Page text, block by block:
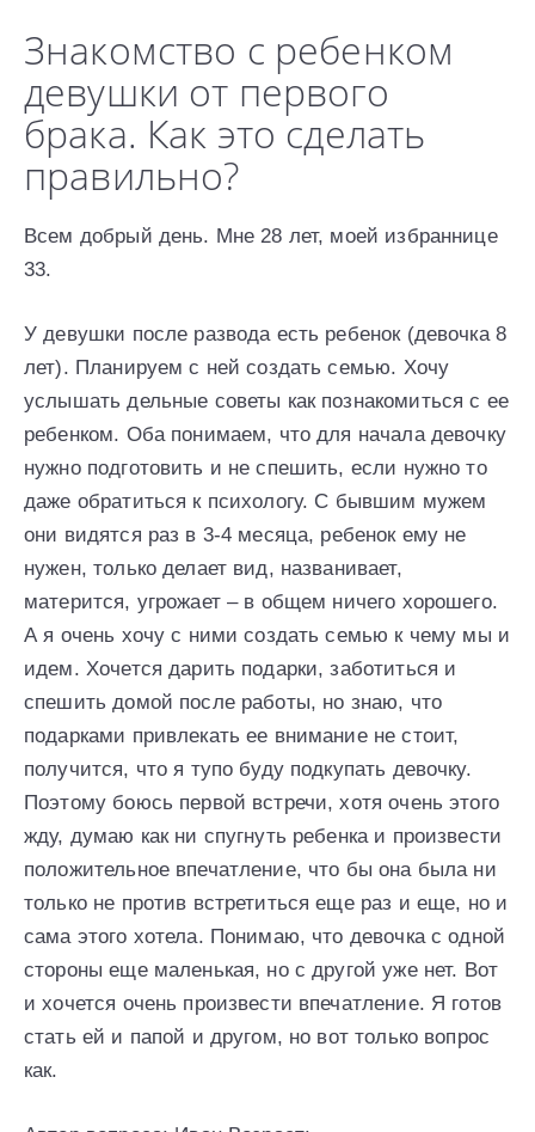
Знакомство с ребенком
девушки от первого
брака. Как это сделать
правильно?
Всем добрый день. Мне 28 лет, моей избраннице
33.
У девушки после развода есть ребенок (девочка 8
лет). Планируем с ней создать семью. Хочу
услышать дельные советы как познакомиться с ее
ребенком. Оба понимаем, что для начала девочку
нужно подготовить и не спешить, если нужно то
даже обратиться к психологу. С бывшим мужем
они видятся раз в 3-4 месяца, ребенок ему не
нужен, только делает вид, названивает,
матерится, угрожает – в общем ничего хорошего.
А я очень хочу с ними создать семью к чему мы и
идем. Хочется дарить подарки, заботиться и
спешить домой после работы, но знаю, что
подарками привлекать ее внимание не стоит,
получится, что я тупо буду подкупать девочку.
Поэтому боюсь первой встречи, хотя очень этого
жду, думаю как ни спугнуть ребенка и произвести
положительное впечатление, что бы она была ни
только не против встретиться еще раз и еще, но и
сама этого хотела. Понимаю, что девочка с одной
стороны еще маленькая, но с другой уже нет. Вот
и хочется очень произвести впечатление. Я готов
стать ей и папой и другом, но вот только вопрос
как.